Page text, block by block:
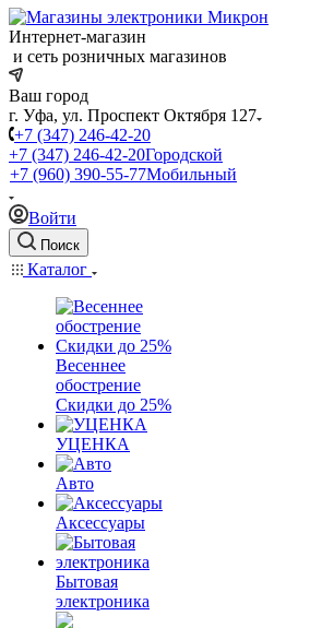
Интернет-магазин
и сеть розничных магазинов
Ваш город
г. Уфа, ул. Проспект Октября 127
+7 (347) 246-42-20
+7 (347) 246-42-20Городской
+7 (960) 390-55-77Мобильный
Войти
Поиск
Каталог
Весеннее
обострение
Скидки до 25%
УЦЕНКА
Авто
Аксессуары
Бытовая
электроника